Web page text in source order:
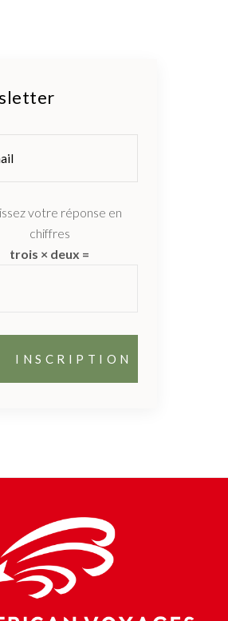
votre réponse en
chiffres
trois × deux =